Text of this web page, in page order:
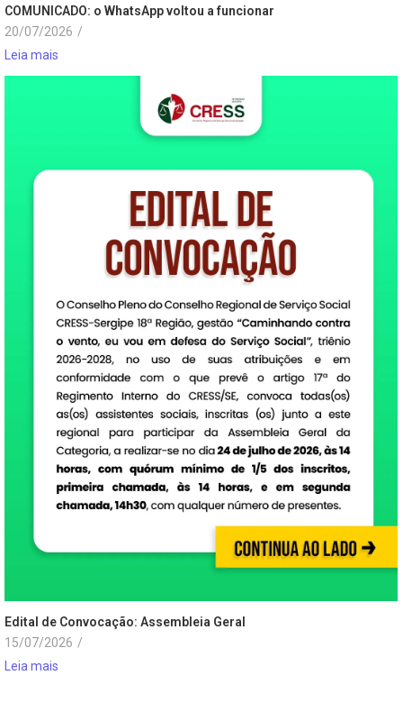
COMUNICADO: o WhatsApp voltou a funcionar
20/07/2026 /
Leia mais
Edital de Convocação: Assembleia Geral
15/07/2026 /
Leia mais